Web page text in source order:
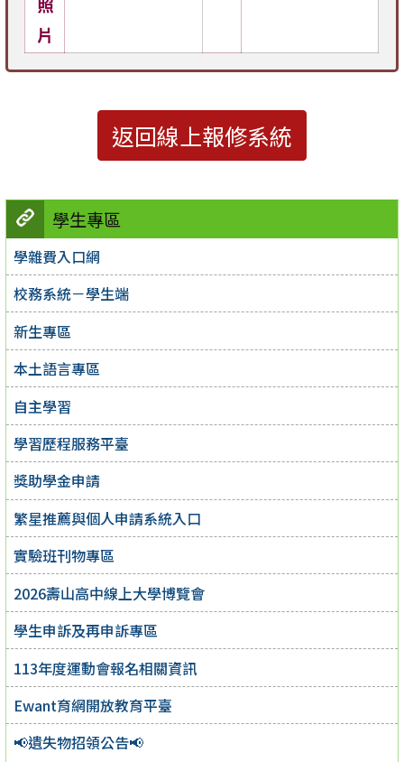
學生專區
學雜費入口網
校務系統－學生端
新生專區
本土語言專區
自主學習
學習歷程服務平臺
獎助學金申請
繁星推薦與個人申請系統入口
實驗班刊物專區
2026壽山高中線上大學博覽會
學生申訴及再申訴專區
113年度運動會報名相關資訊
Ewant育網開放教育平臺
📢遺失物招領公告📢
片
返回線上報修系統